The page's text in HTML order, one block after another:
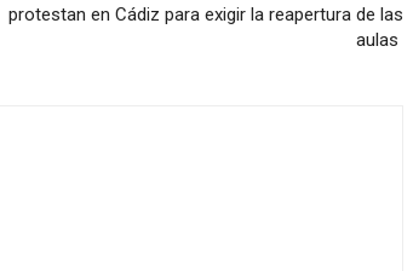
protestan en Cádiz para exigir la reapertura de las
aulas